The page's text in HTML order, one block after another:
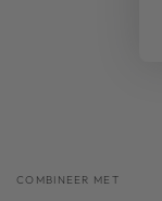
COMBINEER MET